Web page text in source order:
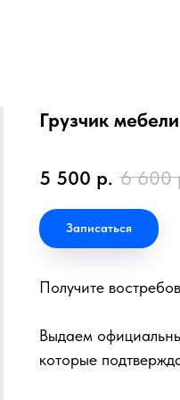
Грузчик мебели
5 500 р. 6 600
Записаться
Получите
Выдаем
которые